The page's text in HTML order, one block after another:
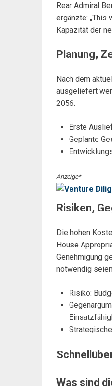
Rear Admiral
ergänzte: „This
Kapazität der
Planung,
Nach dem
ausgeliefert
2056.
Erste
Geplante
Anzeige*
Risiken,
Die hohen
House
Genehmigung
notwendig
Risiko:
Was sind